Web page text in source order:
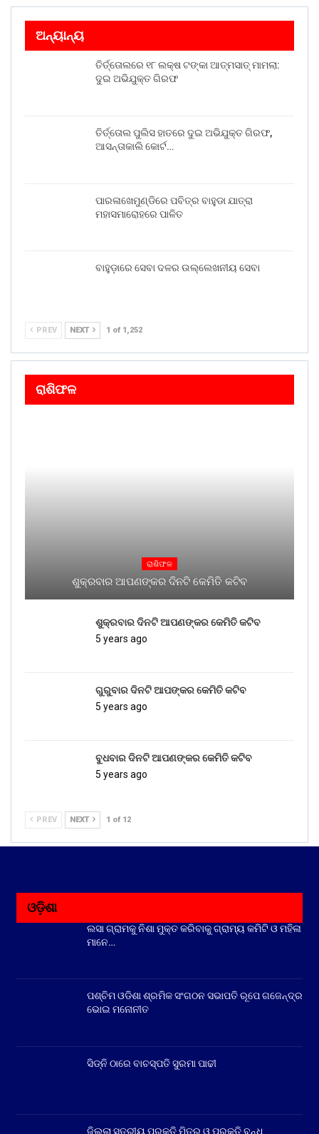
ଅନ୍ୟାନ୍ୟ
ତିର୍ତ୍ତୋଲରେ ୧୮ ଲକ୍ଷ ଟଙ୍କା ଆତ୍ମସାତ୍ ମାମଲା:
ଦୁଇ ଅଭିଯୁକ୍ତ ଗିରଫ
ତିର୍ତ୍ତୋଲ ପୁଲିସ ହାତରେ ଦୁଇ ଅଭିଯୁକ୍ତ ଗିରଫ,
ଆସନ୍ତାକାଲି କୋର୍ଟ…
ପାରଳାଖେମୁଣ୍ଡିରେ ପବିତ୍ର ବାହୁଡା ଯାତ୍ରା
ମହାସମାରୋହରେ ପାଳିତ
ବାହୁଡ଼ାରେ ସେବା ଦଳର ଉଲ୍ଲେଖନୀୟ ସେବା
PREV NEXT 1 of 1,252
ରାଶିଫଳ
ରାଶିଫଳ
ଶୁକ୍ରବାର ଆପଣଙ୍କର ଦିନଟି କେମିତି କଟିବ
ଶୁକ୍ରବାର ଦିନଟି ଆପଣଙ୍କର କେମିତି କଟିବ
5 years ago
ଗୁରୁବାର ଦିନଟି ଆପଙ୍କର କେମିତି କଟିବ
5 years ago
ବୁଧବାର ଦିନଟି ଆପଣଙ୍କର କେମିତି କଟିବ
5 years ago
PREV NEXT 1 of 12
ଓଡ଼ିଶା
ଲସା ଗ୍ରାମକୁ ନିଶା ମୁକ୍ତ କରିବାକୁ ଗ୍ରାମ୍ୟ କମିଟି ଓ ମହିଳା
ମାନେ…
ପଶ୍ଚିମ ଓଡିଶା ଶ୍ରମିକ ସଂଗଠନ ସଭାପତି ରୂପେ ଗଜେନ୍ଦ୍ର
ଭୋଇ ମନୋନୀତ
ସିଡ୍‌ନି ଠାରେ ବାଚସ୍ପତି ସୁରମା ପାଢୀ
ଜିଲ୍ଲା ସ୍ତରୀୟ ପ୍ରକୃତି ମିତ୍ର ଓ ପ୍ରକୃତି ବନ୍ଧୁ